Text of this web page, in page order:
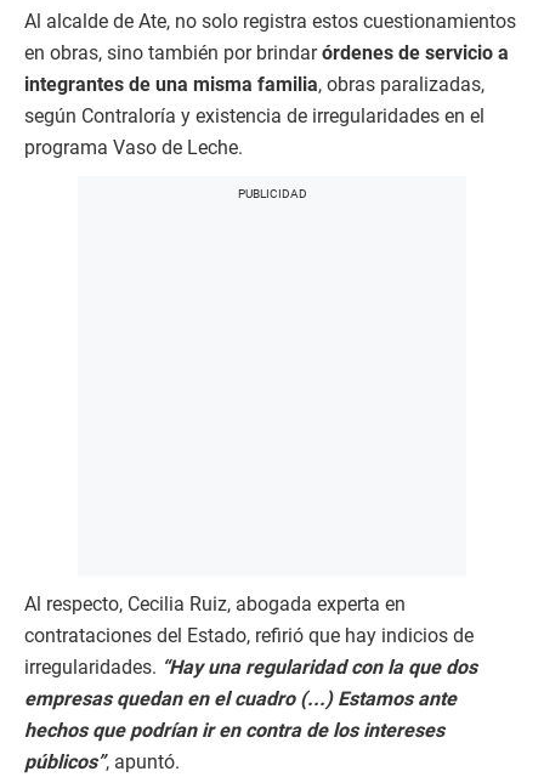
Al alcalde de Ate, no solo registra estos cuestionamientos
en obras, sino también por brindarórdenes de servicio a
integrantes de una misma familia, obras paralizadas,
según Contraloría y existencia de irregularidades en el
programa Vaso de Leche.
Al respecto, Cecilia Ruiz, abogada experta en
contrataciones del Estado, refirió que hay indicios de
irregularidades. “Hay una regularidad con la que dos
empresas quedan en el cuadro (...) Estamos ante
hechos que podrían ir en contra de los intereses
públicos”, apuntó.